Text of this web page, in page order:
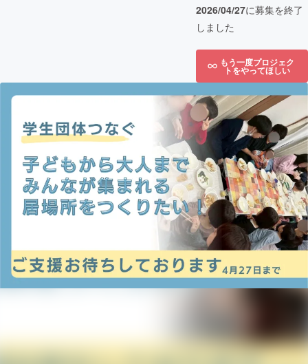
2026/04/27に募集を終了
しました
もう一度プロジェク
トをやってほしい